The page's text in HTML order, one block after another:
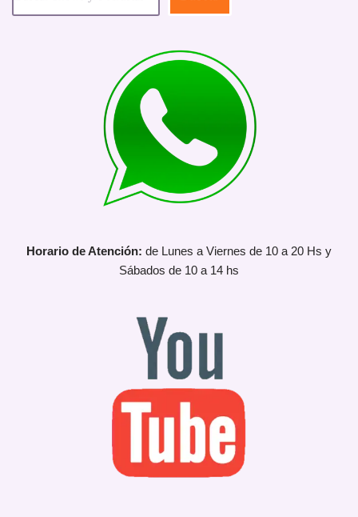
Horario de Atención: de Lunes a Viernes de 10 a 20 Hs y
Sábados de 10 a 14 hs